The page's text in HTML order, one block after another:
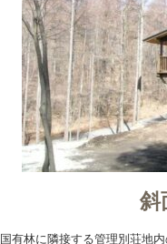
斜
国有林に隣接する管理別荘地